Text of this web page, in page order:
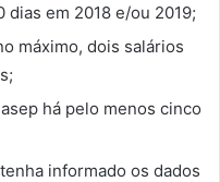
em 2018 e/ou 2019;
máximo, dois salários
há pelo menos cinco
informado os dados